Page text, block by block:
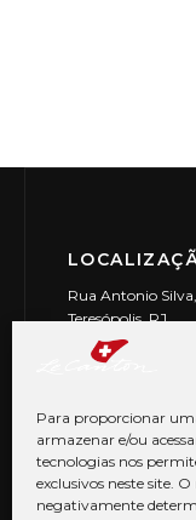
Para proporcionar
armazenar e/ou
tecnologias nos
exclusivos neste site.
negativamente
Rua Antonio
Teresópolis, RJ
CEP: 25990-150